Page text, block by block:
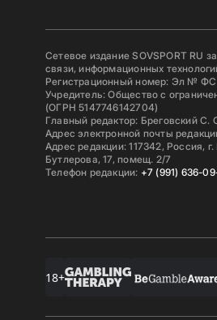
Сетевое издание SOVSPORT RU
связи, информационных
Регистрационный номер: Эл № ФС
Учредитель: Общество с
(ОГРН 5147746142704)
Главный редактор: Бреговский С.
Адрес электронной почты
Адрес редакции: 117342, Россия,
Бутлерова, 17, помещ. 2/7
Телефон редакции: +7 (991) 636-
18+